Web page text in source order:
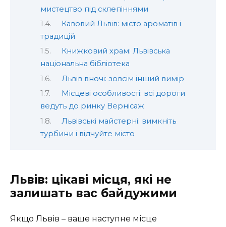
мистецтво під склепіннями
Кавовий Львів: місто ароматів і
традицій
Книжковий храм: Львівська
національна бібліотека
Львів вночі: зовсім інший вимір
Місцеві особливості: всі дороги
ведуть до ринку Вернісаж
Львівські майстерні: вимкніть
турбини і відчуйте місто
Львів: цікаві місця, які не
залишать вас байдужими
Якщо Львів – ваше наступне місце